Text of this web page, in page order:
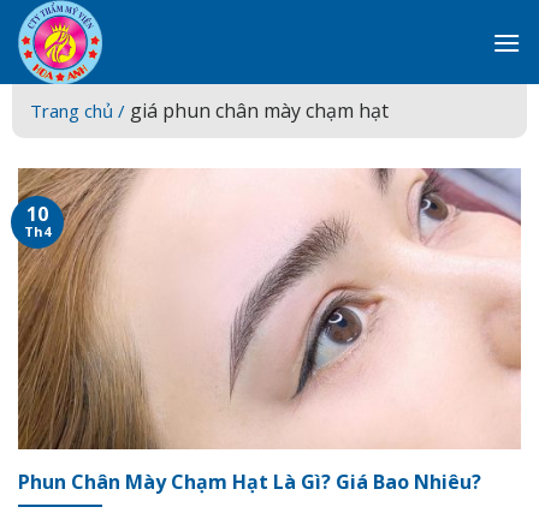
Skip
to
content
Trang chủ / giá phun chân mày chạm hạt
Phun Chân Mày Chạm Hạt Là Gì? Giá Bao Nhiêu?
10
Th4